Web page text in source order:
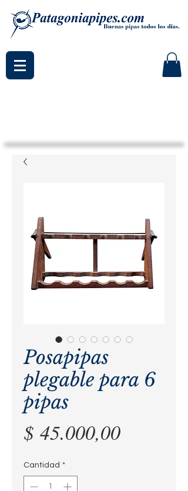
Posapipas
plegable para 6
pipas
$ 45.000,00Precio
Cantidad *